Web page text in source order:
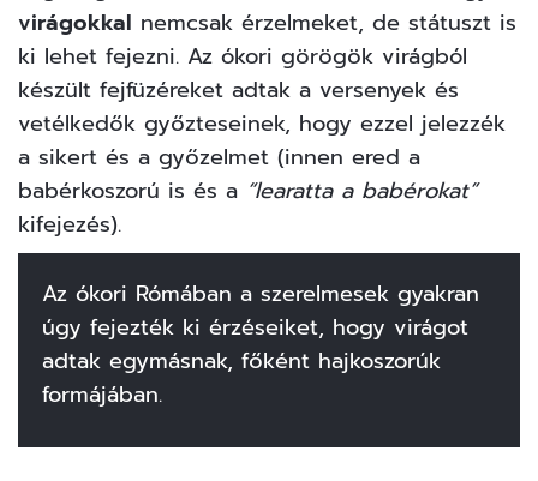
virágokkal nemcsak érzelmeket, de státuszt is
ki lehet fejezni. Az ókori görögök virágból
készült fejfüzéreket adtak a versenyek és
vetélkedők győzteseinek, hogy ezzel jelezzék
a sikert és a győzelmet (innen ered a
babérkoszorú is és a “learatta a babérokat”
kifejezés).
Az ókori Rómában a szerelmesek gyakran
úgy fejezték ki érzéseiket, hogy virágot
adtak egymásnak, főként hajkoszorúk
formájában.